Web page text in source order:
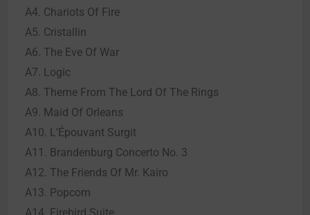
A4. Chariots Of Fire
A5. Cristallin
A6. The Eve Of War
A7. Logic
A8. Theme From The Lord Of The Rings
A9. Maid Of Orleans
A10. L’Épouvant Surgit
A11. Brandenburg Concerto No. 3
A12. The Friends Of Mr. Kairo
A13. Popcorn
A14. Firebird Suite